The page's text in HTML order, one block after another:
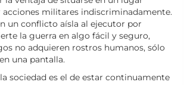
acciones militares indiscriminadamente.
un conflicto aísla al ejecutor por
la guerra en algo fácil y seguro,
no adquieren rostros humanos, sólo
una pantalla.
sociedad es el de estar continuamente